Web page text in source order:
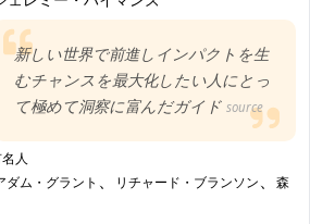
新しい世界で前進しインパクトを生
むチャンスを最大化したい人にとっ
て極めて洞察に富んだガイドsource
人
ダム・グラント 、 リチャード・ブランソン、
森